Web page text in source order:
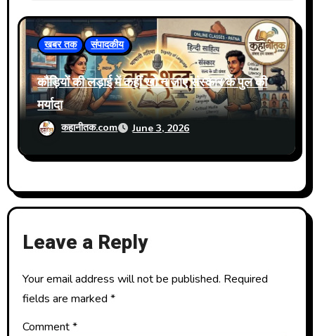
खबर तक संपादकीय
कौड़ियों की लड़ाई में कहीं खो न जाए संस्कार के पुल की
मर्यादा
कहानीतक.com June 3, 2026
Leave a Reply
Your email address will not be published. Required
fields are marked *
Comment*